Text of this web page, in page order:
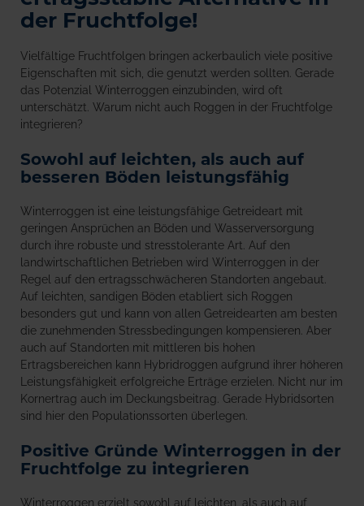
der Fruchtfolge!
Vielfältige Fruchtfolgen bringen ackerbaulich viele positive
Eigenschaften mit sich, die genutzt werden sollten. Gerade
das Potenzial Winterroggen einzubinden, wird oft
unterschätzt. Warum nicht auch Roggen in der Fruchtfolge
integrieren?
Sowohl auf leichten, als auch auf
besseren Böden leistungsfähig
Winterroggen ist eine leistungsfähige Getreideart mit
geringen Ansprüchen an Böden und Wasserversorgung
durch ihre robuste und stresstolerante Art. Auf den
landwirtschaftlichen Betrieben wird Winterroggen in der
Regel auf den ertragsschwächeren Standorten angebaut.
Auf leichten, sandigen Böden etabliert sich Roggen
besonders gut und kann von allen Getreidearten am besten
die zunehmenden Stressbedingungen kompensieren. Aber
auch auf Standorten mit mittleren bis hohen
Ertragsbereichen kann Hybridroggen aufgrund ihrer höheren
Leistungsfähigkeit erfolgreiche Erträge erzielen. Nicht nur im
Kornertrag auch im Deckungsbeitrag. Gerade Hybridsorten
sind hier den Populationssorten überlegen.
Positive Gründe Winterroggen in der
Fruchtfolge zu integrieren
Winterroggen erzielt sowohl auf leichten, als auch auf